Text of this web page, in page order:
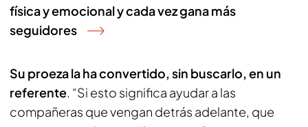
física y emocional y cada vez gana más
seguidores
Su proeza la ha convertido, sin buscarlo, en un
referente. “Si esto significa ayudar a las
compañeras que vengan detrás adelante, que